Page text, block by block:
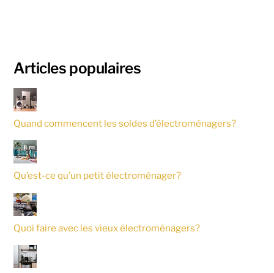
Articles populaires
Quand commencent les soldes d’électroménagers?
Qu’est-ce qu’un petit électroménager?
Quoi faire avec les vieux électroménagers?